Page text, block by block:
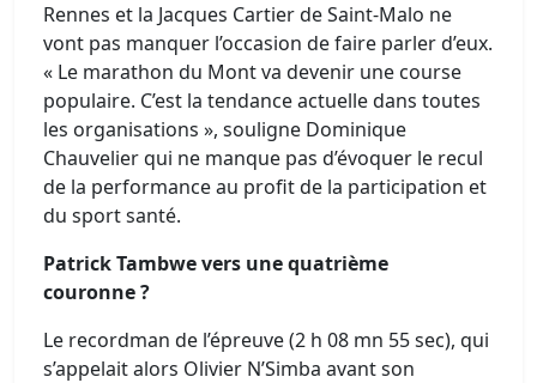
Rennes et la Jacques Cartier de Saint-Malo ne
vont pas manquer l’occasion de faire parler d’eux.
« Le marathon du Mont va devenir une course
populaire. C’est la tendance actuelle dans toutes
les organisations », souligne Dominique
Chauvelier qui ne manque pas d’évoquer le recul
de la performance au profit de la participation et
du sport santé.
Patrick Tambwe vers une quatrième
couronne ?
Le recordman de l’épreuve (2 h 08 mn 55 sec), qui
s’appelait alors Olivier N’Simba avant son